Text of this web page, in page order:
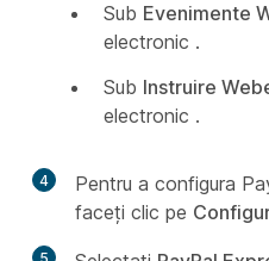
Sub Evenimente
electronic .
Sub Instruire
electronic .
4
Pentru a configura
faceți clic pe